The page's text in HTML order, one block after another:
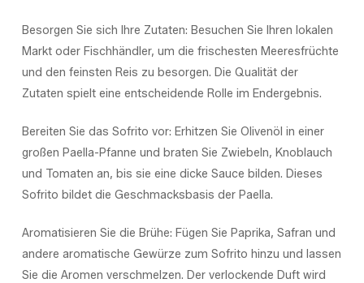
Besorgen Sie sich Ihre Zutaten: Besuchen Sie Ihren lokalen
Markt oder Fischhändler, um die frischesten Meeresfrüchte
und den feinsten Reis zu besorgen. Die Qualität der
Zutaten spielt eine entscheidende Rolle im Endergebnis.
Bereiten Sie das Sofrito vor: Erhitzen Sie Olivenöl in einer
großen Paella-Pfanne und braten Sie Zwiebeln, Knoblauch
und Tomaten an, bis sie eine dicke Sauce bilden. Dieses
Sofrito bildet die Geschmacksbasis der Paella.
Aromatisieren Sie die Brühe: Fügen Sie Paprika, Safran und
andere aromatische Gewürze zum Sofrito hinzu und lassen
Sie die Aromen verschmelzen. Der verlockende Duft wird